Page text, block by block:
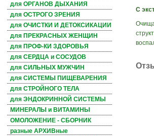
для ОРГАНОВ ДЫХАНИЯ
для ОСТРОГО ЗРЕНИЯ
для ОЧИСТКИ И ДЕТОКСИКАЦИИ
для ПРЕКРАСНЫХ ЖЕНЩИН
для ПРОФ-КИ ЗДОРОВЬЯ
для СЕРДЦА и СОСУДОВ
для СИЛЬНЫХ МУЖЧИН
для СИСТЕМЫ ПИЩЕВАРЕНИЯ
для СТРОЙНОГО ТЕЛА
для ЭНДОКРИННОЙ СИСТЕМЫ
МИНЕРАЛЫ и ВИТАМИНЫ
ОМОЛОЖЕНИЕ - СБОРНИК
разные АРХИВные
С